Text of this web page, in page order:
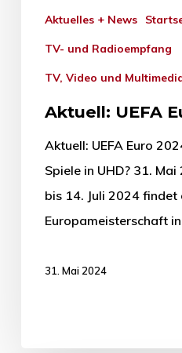
Aktuelles + News
TV- und Radioempfang
TV, Video und
Aktuell: UEFA
Aktuell: UEFA Euro
Spiele in UHD? 31.
bis 14. Juli 2024
Europameisterschaft
31. Mai 2024